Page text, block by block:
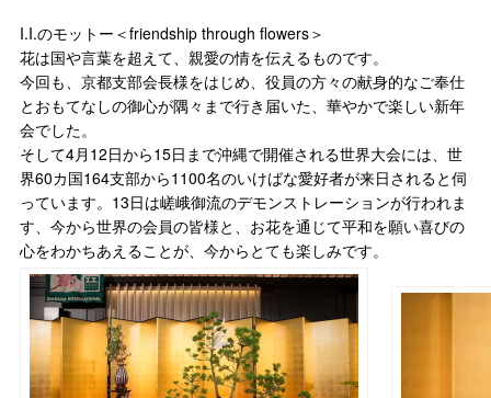
I.I.のモットー＜friendship through flowers＞
花は国や言葉を超えて、親愛の情を伝えるものです。
今回も、京都支部会長様をはじめ、役員の方々の献身的なご奉仕
とおもてなしの御心が隅々まで行き届いた、華やかで楽しい新年
会でした。
そして4月12日から15日まで沖縄で開催される世界大会には、世
界60カ国164支部から1100名のいけばな愛好者が来日されると伺
っています。13日は嵯峨御流のデモンストレーションが行われま
す、今から世界の会員の皆様と、お花を通じて平和を願い喜びの
心をわかちあえることが、今からとても楽しみです。